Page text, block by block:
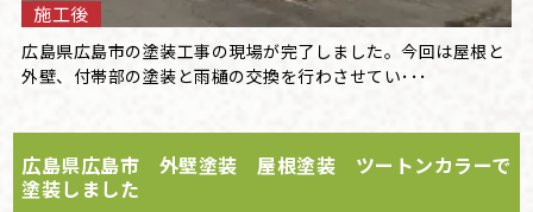
施工後
広島県広島市の塗装工事の現場が完了しました。今回は屋根と
外壁、付帯部の塗装と雨樋の交換を行わさせてい･･･
広島県広島市 外壁塗装 屋根塗装 ツートンカラーで
塗装しました